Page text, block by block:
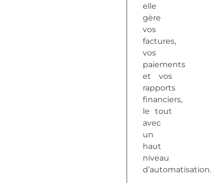
elle
gère
vos
factures,
vos
paiements
et vos
rapports
financiers,
le tout
avec
un
haut
niveau
d’automatisation.